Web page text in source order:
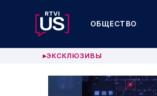
ОБЩЕСТВО
▶ЭКСКЛЮЗИВЫ